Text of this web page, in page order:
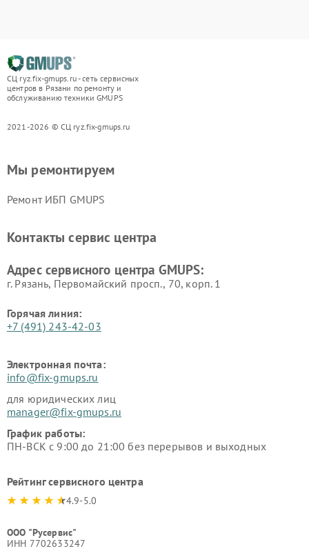
СЦ ryz.fix-gmups.ru - сеть сервисных
центров в Рязани по ремонту и
обслуживанию техники GMUPS
2021-2026 © СЦ ryz.fix-gmups.ru
Мы ремонтируем
Ремонт ИБП GMUPS
Контакты сервис центра
Адрес сервисного центра GMUPS:
г. Рязань, Первомайский просп., 70, корп. 1
Горячая линия:
+7 (491) 243-42-03
Электронная почта:
info@fix-gmups.ru
для юридических лиц
manager@fix-gmups.ru
График работы:
ПН-ВСК с 9:00 до 21:00 без перерывов и выходных
Рейтинг сервисного центра
4.9-5.0
ООО "Русервис"
ИНН 7702633247